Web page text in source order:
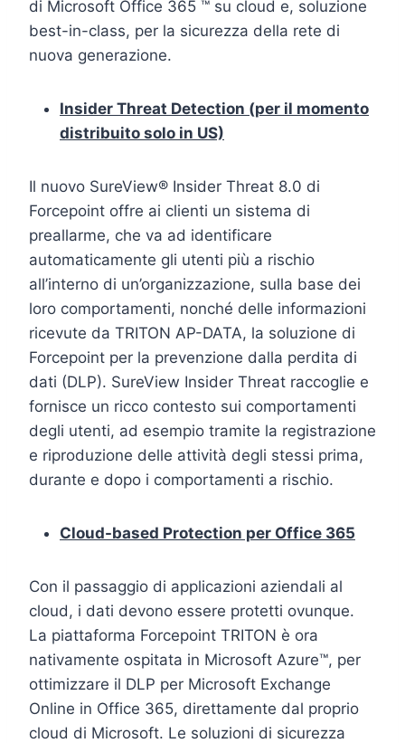
di Microsoft Office 365 ™ su cloud e, soluzione
best-in-class, per la sicurezza della rete di
nuova generazione.
Insider Threat Detection (per il momento
distribuito solo in US)
Il nuovo SureView® Insider Threat 8.0 di
Forcepoint offre ai clienti un sistema di
preallarme, che va ad identificare
automaticamente gli utenti più a rischio
all’interno di un’organizzazione, sulla base dei
loro comportamenti, nonché delle informazioni
ricevute da TRITON AP-DATA, la soluzione di
Forcepoint per la prevenzione dalla perdita di
dati (DLP). SureView Insider Threat raccoglie e
fornisce un ricco contesto sui comportamenti
degli utenti, ad esempio tramite la registrazione
e riproduzione delle attività degli stessi prima,
durante e dopo i comportamenti a rischio.
Cloud-based Protection per Office 365
Con il passaggio di applicazioni aziendali al
cloud, i dati devono essere protetti ovunque.
La piattaforma Forcepoint TRITON è ora
nativamente ospitata in Microsoft Azure™, per
ottimizzare il DLP per Microsoft Exchange
Online in Office 365, direttamente dal proprio
cloud di Microsoft. Le soluzioni di sicurezza